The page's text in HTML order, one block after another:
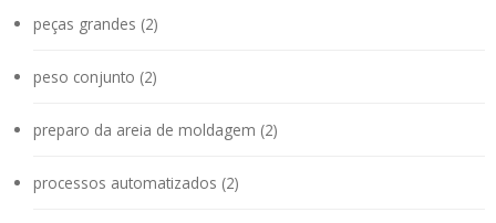
peças grandes (2)
peso conjunto (2)
preparo da areia de moldagem (2)
processos automatizados (2)